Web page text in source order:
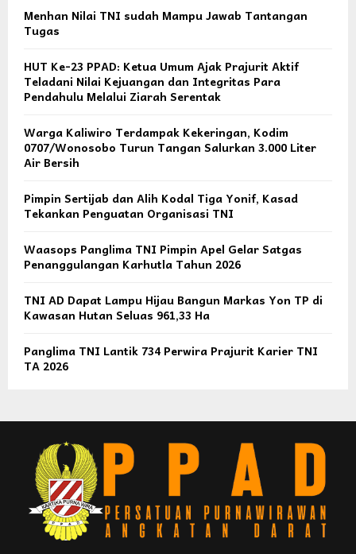
Menhan Nilai TNI sudah Mampu Jawab Tantangan
Tugas
HUT Ke-23 PPAD: Ketua Umum Ajak Prajurit Aktif
Teladani Nilai Kejuangan dan Integritas Para
Pendahulu Melalui Ziarah Serentak
Warga Kaliwiro Terdampak Kekeringan, Kodim
0707/Wonosobo Turun Tangan Salurkan 3.000 Liter
Air Bersih
Pimpin Sertijab dan Alih Kodal Tiga Yonif, Kasad
Tekankan Penguatan Organisasi TNI
Waasops Panglima TNI Pimpin Apel Gelar Satgas
Penanggulangan Karhutla Tahun 2026
TNI AD Dapat Lampu Hijau Bangun Markas Yon TP di
Kawasan Hutan Seluas 961,33 Ha
Panglima TNI Lantik 734 Perwira Prajurit Karier TNI
TA 2026